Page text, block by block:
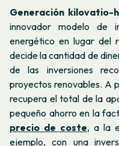
Generación kilovatio-
innovador modelo de
energético en lugar del
decide la cantidad de
de las inversiones
proyectos renovables. A
recupera el total de la
pequeño ahorro en la
precio de coste, a la
ejemplo, con una